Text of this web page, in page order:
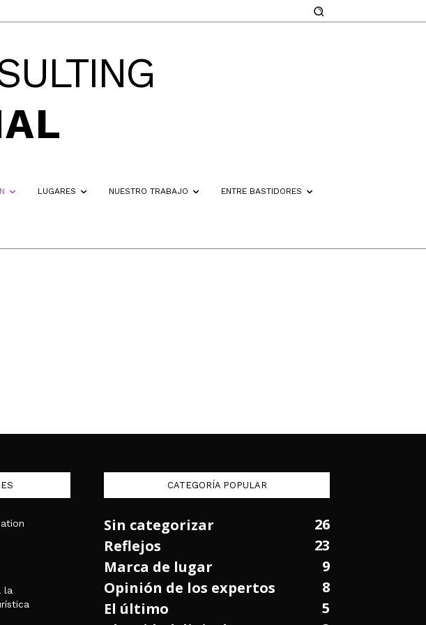
LUGARES NUESTRO TRABAJO ENTRE BASTIDORES
la
CATEGORÍA POPULAR
Sin categorizar
26
Reflejos
23
Marca de lugar
9
Opinión de los expertos
8
El último
5